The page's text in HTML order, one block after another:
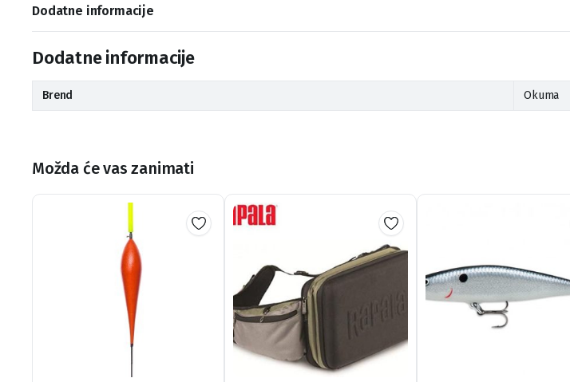
Dodatne informacije
Dodatne informacije
Brend Okuma
Možda će vas zanimati